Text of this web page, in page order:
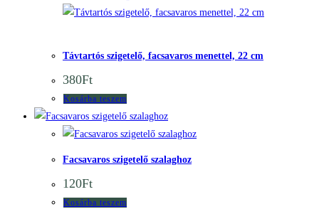
Távtartós szigetelő, facsavaros menettel, 22 cm
380Ft
Kosárba teszem
Facsavaros szigetelő szalaghoz
120Ft
Kosárba teszem